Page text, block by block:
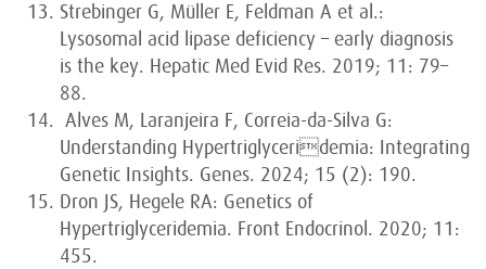
Strebinger G, Müller E, Feldman A et al.:
Lysosomal acid lipase deficiency – early diagnosis
is the key. Hepatic Med Evid Res. 2019; 11: 79–
88.
Alves M, Laranjeira F, Correia-da-Silva G:
Understanding Hypertriglyceridemia: Integrating
Genetic Insights. Genes. 2024; 15 (2): 190.
Dron JS, Hegele RA: Genetics of
Hypertriglyceridemia. Front Endocrinol. 2020; 11:
455.